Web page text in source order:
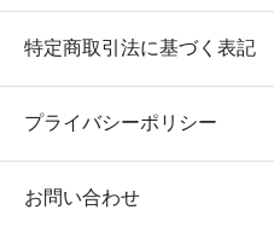
特定商取引法に基づく表記
プライバシーポリシー
お問い合わせ